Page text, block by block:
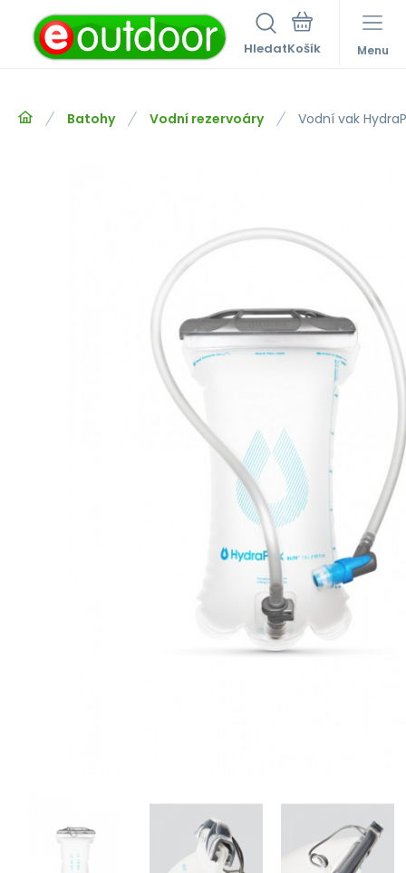
Hledat Menu
Batohy Vodní rezervoáry Vodní vak